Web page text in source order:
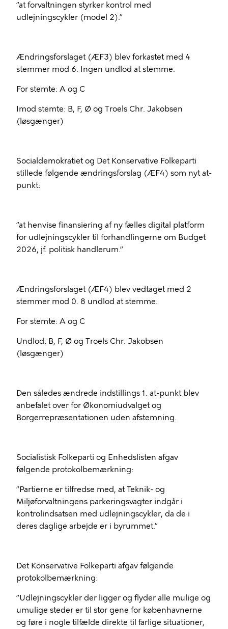
”at forvaltningen styrker kontrol med
udlejningscykler (model 2).”
Ændringsforslaget (ÆF3) blev forkastet med 4
stemmer mod 6. Ingen undlod at stemme.
For stemte: A og C
Imod stemte: B, F, Ø og Troels Chr. Jakobsen
(løsgænger)
Socialdemokratiet og Det Konservative Folkeparti
stillede følgende ændringsforslag (ÆF4) som nyt at-
punkt:
”at henvise finansiering af ny fælles digital platform
for udlejningscykler til forhandlingerne om Budget
2026, jf. politisk handlerum.”
Ændringsforslaget (ÆF4) blev vedtaget med 2
stemmer mod 0. 8 undlod at stemme.
For stemte: A og C
Undlod: B, F, Ø og Troels Chr. Jakobsen
(løsgænger)
Den således ændrede indstillings 1. at-punkt blev
anbefalet over for Økonomiudvalget og
Borgerrepræsentationen uden afstemning.
Socialistisk Folkeparti og Enhedslisten afgav
følgende protokolbemærkning:
”Partierne er tilfredse med, at Teknik- og
Miljøforvaltningens parkeringsvagter indgår i
kontrolindsatsen med udlejningscykler, da de i
deres daglige arbejde er i byrummet.”
Det Konservative Folkeparti afgav følgende
protokolbemærkning:
”Udlejningscykler der ligger og flyder alle mulige og
umulige steder er til stor gene for københavnerne
og føre i nogle tilfælde direkte til farlige situationer,